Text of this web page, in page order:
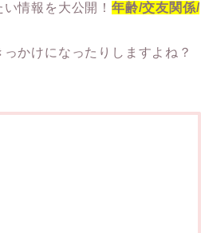
情報を大公開！ 年齢/交友関係/
かけになったりしますよね？